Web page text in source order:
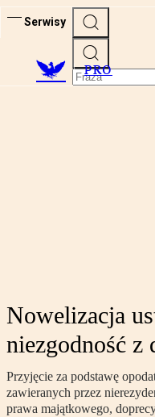
Serwisy
PRO
Nowelizacja
niezgodność z
Przyjęcie za podstawę
zawieranych przez
prawa majątkowego,